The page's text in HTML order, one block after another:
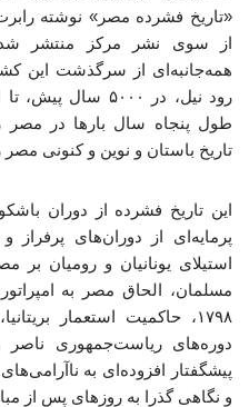
«تاریخ فشرده مصر» نوشته
از سوی نشر مرکز منتشر
همه‌جانبه‌ای از سرگذشت این
رود نیل، در ۵۰۰۰
طول پنجاه سال بارها در مصر
تاریخ باستان و نوین و کنونی مصر
این تاریخ فشرده از دوران
پرمایه‌ای از دوران‌های
استیلای یونانیان و رومیان بر
مسلمان، الحاق مصر به
۱۷۹۸، حاکمیت استعمار
دوره‌های ریاست‌جمهوری ناصر
پیشگفتار افزوده‌ای به
و نگاهی گذرا به روزهای پس از